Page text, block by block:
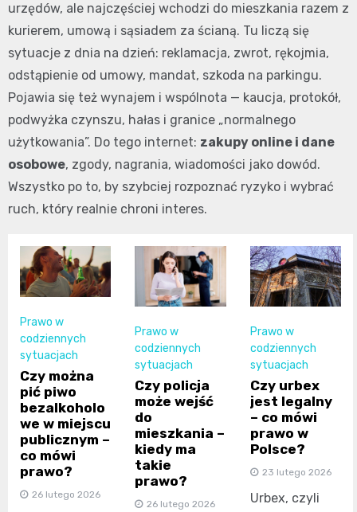
urzędów, ale najczęściej wchodzi do mieszkania razem z
kurierem, umową i sąsiadem za ścianą. Tu liczą się
sytuacje z dnia na dzień: reklamacja, zwrot, rękojmia,
odstąpienie od umowy, mandat, szkoda na parkingu.
Pojawia się też wynajem i wspólnota — kaucja, protokół,
podwyżka czynszu, hałas i granice „normalnego
użytkowania”. Do tego internet: zakupy online i dane
osobowe, zgody, nagrania, wiadomości jako dowód.
Wszystko po to, by szybciej rozpoznać ryzyko i wybrać
ruch, który realnie chroni interes.
Prawo w
codziennych
sytuacjach
Czy można
pić piwo
bezalkoholo
we w miejscu
publicznym –
co mówi
prawo?
26 lutego 2026
Prawo w
codziennych
sytuacjach
Czy policja
może wejść
do
mieszkania –
kiedy ma
takie
prawo?
26 lutego 2026
Prawo w
codziennych
sytuacjach
Czy urbex
jest legalny
– co mówi
prawo w
Polsce?
23 lutego 2026
Urbex, czyli